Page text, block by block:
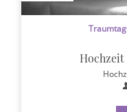
Hochzeit